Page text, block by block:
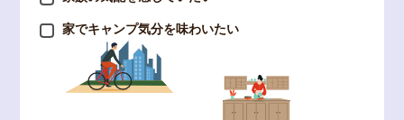
家でキャンプ気分を味わいたい